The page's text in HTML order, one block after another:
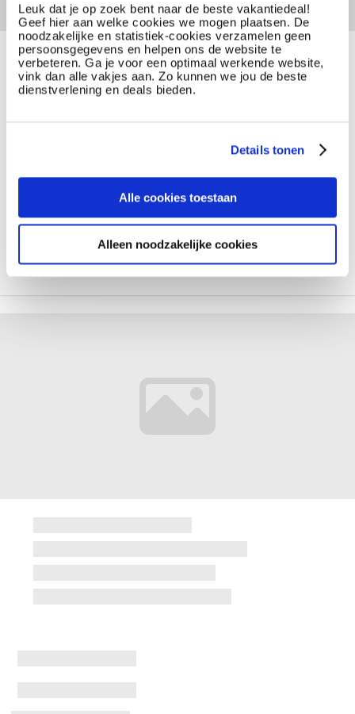
Leuk dat je op zoek bent naar de beste vakantiedeal!
Geef hier aan welke cookies we mogen plaatsen. De
noodzakelijke en statistiek-cookies verzamelen geen
persoonsgegevens en helpen ons de website te
verbeteren. Ga je voor een optimaal werkende website,
vink dan alle vakjes aan. Zo kunnen we jou de beste
dienstverlening en deals bieden.
Details tonen
Alle cookies toestaan
Alleen noodzakelijke cookies